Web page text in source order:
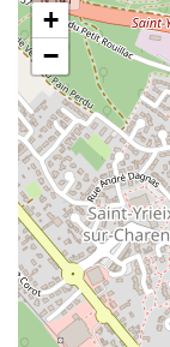
+
−